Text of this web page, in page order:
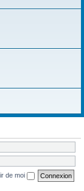
de moi